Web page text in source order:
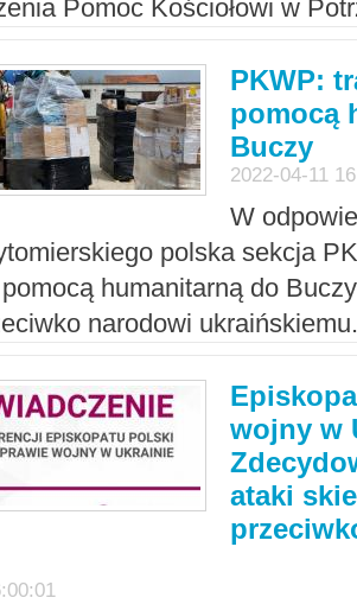
Pomoc Kościołowi w
PKWP:
pomocą
Buczy
2022-04-11
W
polska sekcja
humanitarną do
narodowi
wojny w
ataki